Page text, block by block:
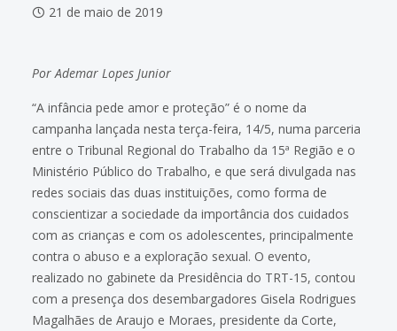
21 de maio de 2019
Por Ademar Lopes Junior
“A infância pede amor e proteção” é o nome da
campanha lançada nesta terça-feira, 14/5, numa parceria
entre o Tribunal Regional do Trabalho da 15ª Região e o
Ministério Público do Trabalho, e que será divulgada nas
redes sociais das duas instituições, como forma de
conscientizar a sociedade da importância dos cuidados
com as crianças e com os adolescentes, principalmente
contra o abuso e a exploração sexual. O evento,
realizado no gabinete da Presidência do TRT-15, contou
com a presença dos desembargadores Gisela Rodrigues
Magalhães de Araujo e Moraes, presidente da Corte,